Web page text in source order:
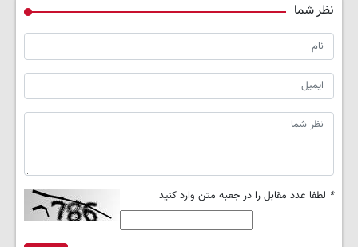
نظر شما
* لطفا عدد مقابل را در جعبه متن وارد کنید